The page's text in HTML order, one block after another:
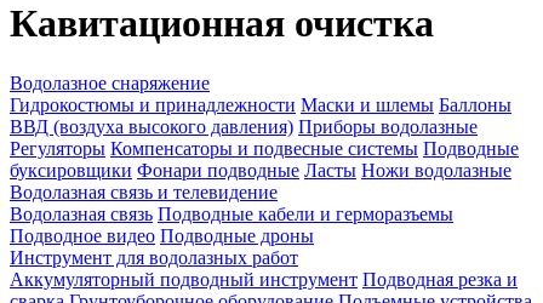
Кавитационная очистка
Водолазное снаряжение
Гидрокостюмы и принадлежности Маски и шлемы Баллоны
ВВД (воздуха высокого давления) Приборы водолазные
Регуляторы Компенсаторы и подвесные системы Подводные
буксировщики Фонари подводные Ласты Ножи водолазные
Водолазная связь и телевидение
Водолазная связь Подводные кабели и герморазъемы
Подводное видео Подводные дроны
Инструмент для водолазных работ
Аккумуляторный подводный инструмент Подводная резка и